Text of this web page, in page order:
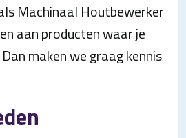
Machinaal Houtbewerker
aan producten waar je
maken we graag kennis